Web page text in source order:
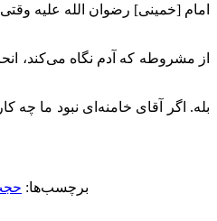
امام [خمینی] رضوان الله علیه
از مشروطه که آدم نگاه می‌کند،
بله. اگر آقای خامنه‌ای نبود ما
برچسب‌ها: